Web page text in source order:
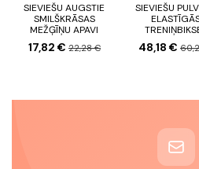
SIEVIEŠU AUGSTIE
SMILŠKRĀSAS
MEŽĢĪŅU APAVI
17,82 € 22,28 €
SIEVIEŠU
48,18 €